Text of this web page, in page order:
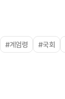
#계엄령 #국회